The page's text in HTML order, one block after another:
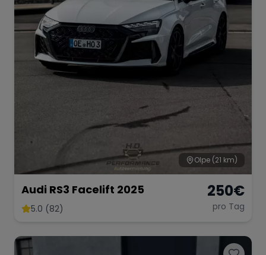
Olpe (21 km)
Audi RS3 Facelift 2025
5.0 (82)
250€
pro Tag